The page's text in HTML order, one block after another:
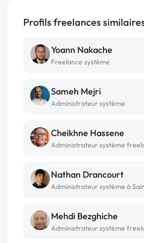
Profils freelances
Yoann Nakache
Freelance système
Sameh Mejri
Administrateur système
Cheikhne Hassene
Administrateur système
Nathan Drancourt
Administrateur système à
Mehdi Bezghiche
Administrateur système